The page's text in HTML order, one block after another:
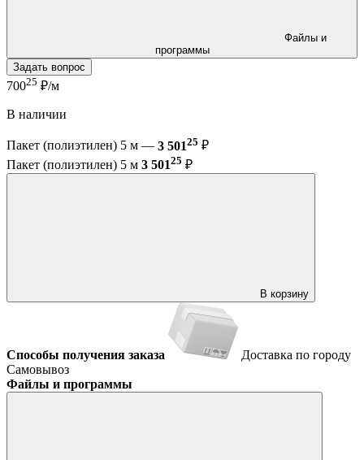
программы
Задать вопрос
70025 ₽/м
В наличии
Пакет (полиэтилен) 5 м — 3 50125 ₽
Пакет (полиэтилен) 5 м 3 50125 ₽
В корзину
Способы получения заказа
Доставка по городу
Самовывоз
Файлы и программы